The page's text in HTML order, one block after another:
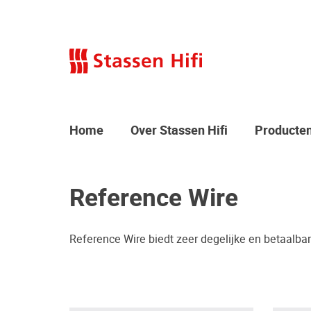
Home Over Stassen Hifi
Reference Wire
Reference Wire biedt zeer degelijke en